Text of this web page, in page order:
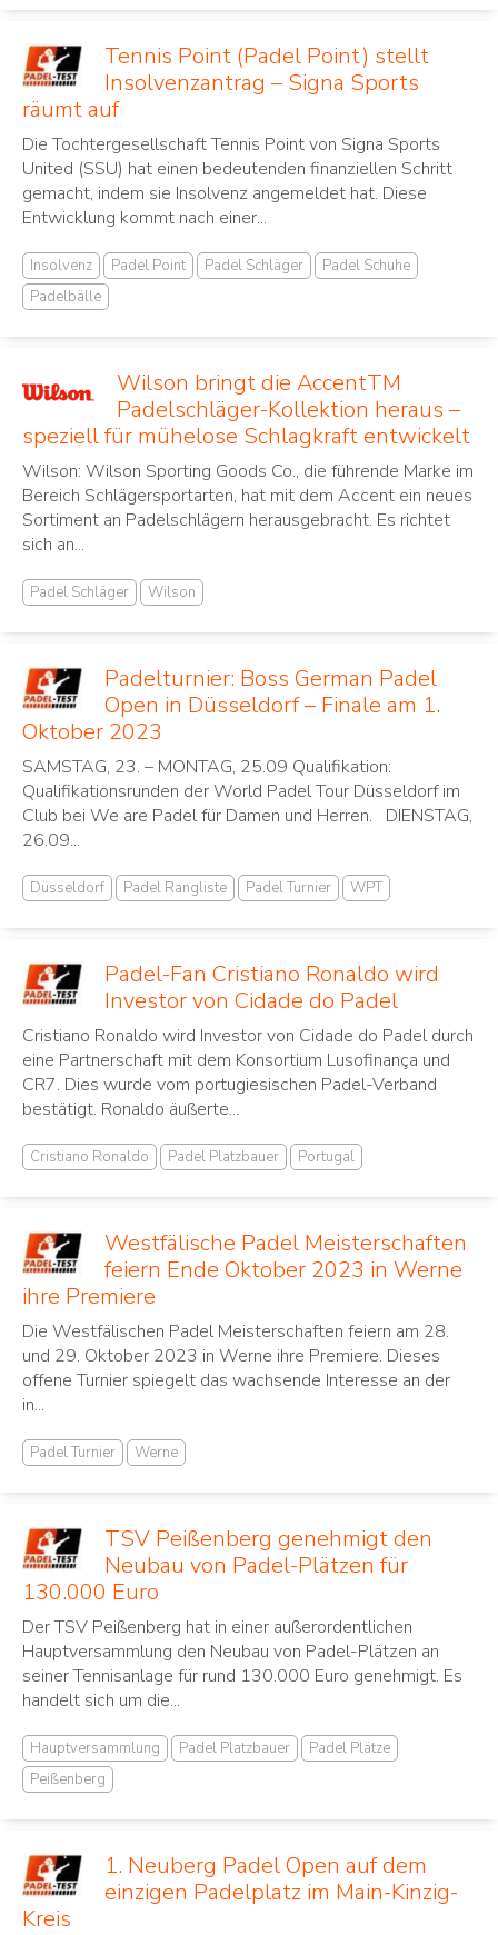
Tennis Point (Padel Point) stellt
Insolvenzantrag – Signa Sports
räumt auf
Die Tochtergesellschaft Tennis Point von Signa Sports
United (SSU) hat einen bedeutenden finanziellen Schritt
gemacht, indem sie Insolvenz angemeldet hat. Diese
Entwicklung kommt nach einer...
Insolvenz Padel Point Padel Schläger
Padel Schuhe
Padelbälle
Wilson bringt die AccentTM
Padelschläger-Kollektion heraus –
speziell für mühelose Schlagkraft entwickelt
Wilson: Wilson Sporting Goods Co., die führende Marke im
Bereich Schlägersportarten, hat mit dem Accent ein neues
Sortiment an Padelschlägern herausgebracht. Es richtet
sich an...
Padel Schläger Wilson
Padelturnier: Boss German Padel
Open in Düsseldorf – Finale am 1.
Oktober 2023
SAMSTAG, 23. – MONTAG, 25.09 Qualifikation:
Qualifikationsrunden der World Padel Tour Düsseldorf im
Club bei We are Padel für Damen und Herren. DIENSTAG,
26.09...
Düsseldorf Padel Rangliste Padel Turnier WPT
Padel-Fan Cristiano Ronaldo wird
Investor von Cidade do Padel
Cristiano Ronaldo wird Investor von Cidade do Padel durch
eine Partnerschaft mit dem Konsortium Lusofinança und
CR7. Dies wurde vom portugiesischen Padel-Verband
bestätigt. Ronaldo äußerte...
Cristiano Ronaldo Padel Platzbauer Portugal
Westfälische Padel Meisterschaften
feiern Ende Oktober 2023 in Werne
ihre Premiere
Die Westfälischen Padel Meisterschaften feiern am 28.
und 29. Oktober 2023 in Werne ihre Premiere. Dieses
offene Turnier spiegelt das wachsende Interesse an der
in...
Padel Turnier Werne
TSV Peißenberg genehmigt den
Neubau von Padel-Plätzen für
130.000 Euro
Der TSV Peißenberg hat in einer außerordentlichen
Hauptversammlung den Neubau von Padel-Plätzen an
seiner Tennisanlage für rund 130.000 Euro genehmigt. Es
handelt sich um die...
Hauptversammlung Padel Platzbauer
Padel Plätze
Peißenberg
1. Neuberg Padel Open auf dem
einzigen Padelplatz im Main-Kinzig-
Kreis